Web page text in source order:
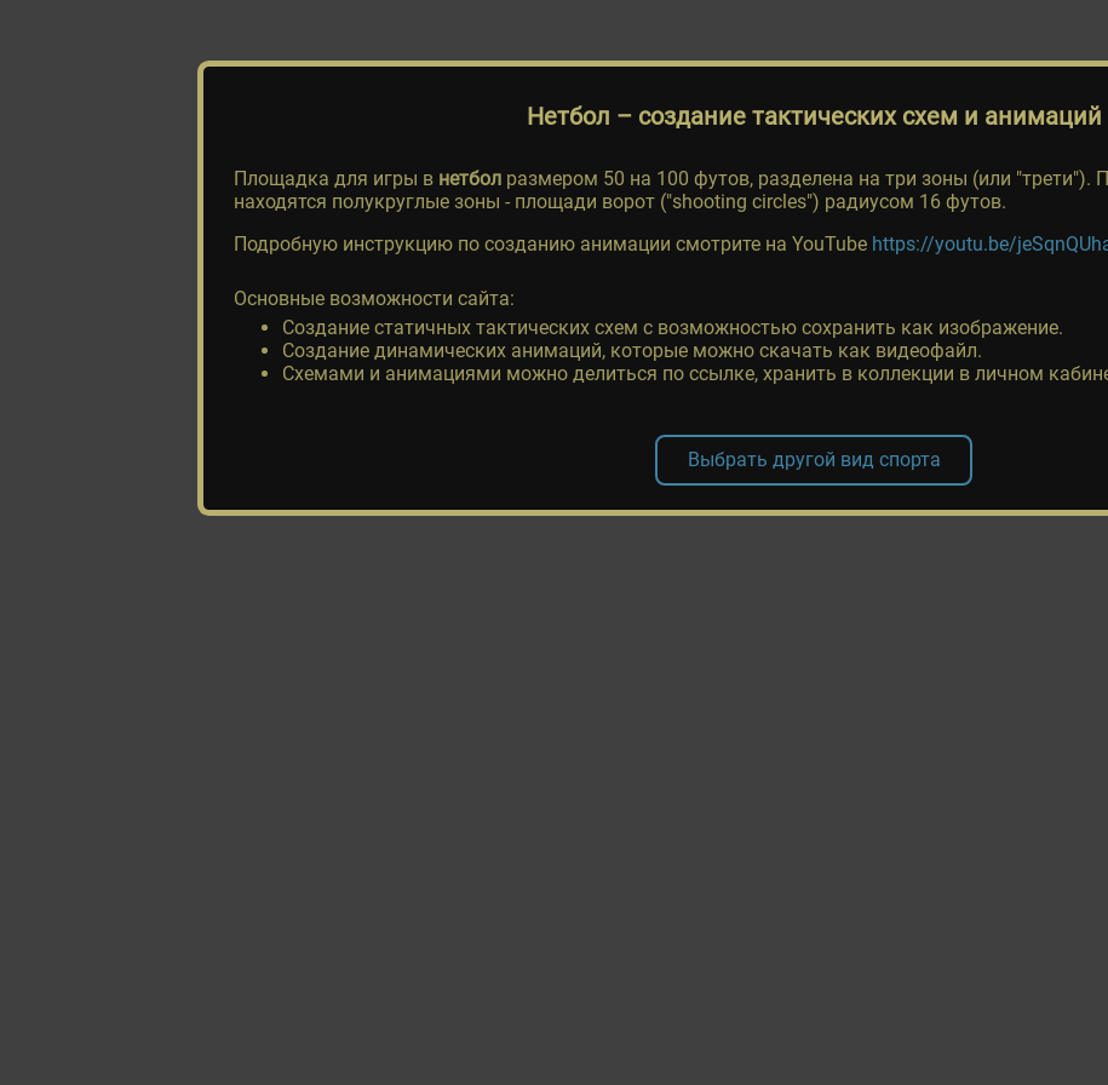
Нетбол – создание тактических схем и анимаций
Площадка для игры в нетбол размером 50 на 100 футов, разделена на три зоны (или
находятся полукруглые зоны - площади ворот ("shooting circles") радиусом 16 футов.
Подробную инструкцию по созданию анимации смотрите на YouTube https://youtu.be/
Основные возможности сайта:
Создание статичных тактических схем с возможностью сохранить как изображение.
Создание динамических анимаций, которые можно скачать как видеофайл.
Схемами и анимациями можно делиться по ссылке, хранить в коллекции в личном
Выбрать другой вид спорта